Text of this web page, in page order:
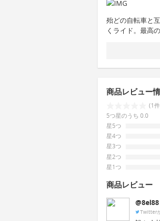
殆どの自転車と
くライド。最高
商品レビュー
(1
5つ星のうち 0.0
星5つ
星4つ
星3つ
星2つ
星1つ
商品レビュー
@8el88
Twitter